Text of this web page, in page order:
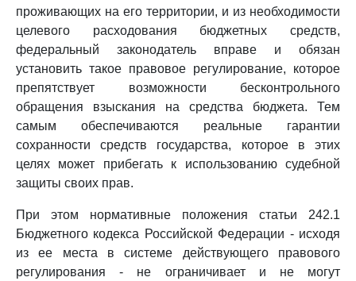
проживающих на его территории, и из необходимости
целевого расходования бюджетных средств,
федеральный законодатель вправе и обязан
установить такое правовое регулирование, которое
препятствует возможности бесконтрольного
обращения взыскания на средства бюджета. Тем
самым обеспечиваются реальные гарантии
сохранности средств государства, которое в этих
целях может прибегать к использованию судебной
защиты своих прав.
При этом нормативные положения статьи 242.1
Бюджетного кодекса Российской Федерации - исходя
из ее места в системе действующего правового
регулирования - не ограничивает и не могут